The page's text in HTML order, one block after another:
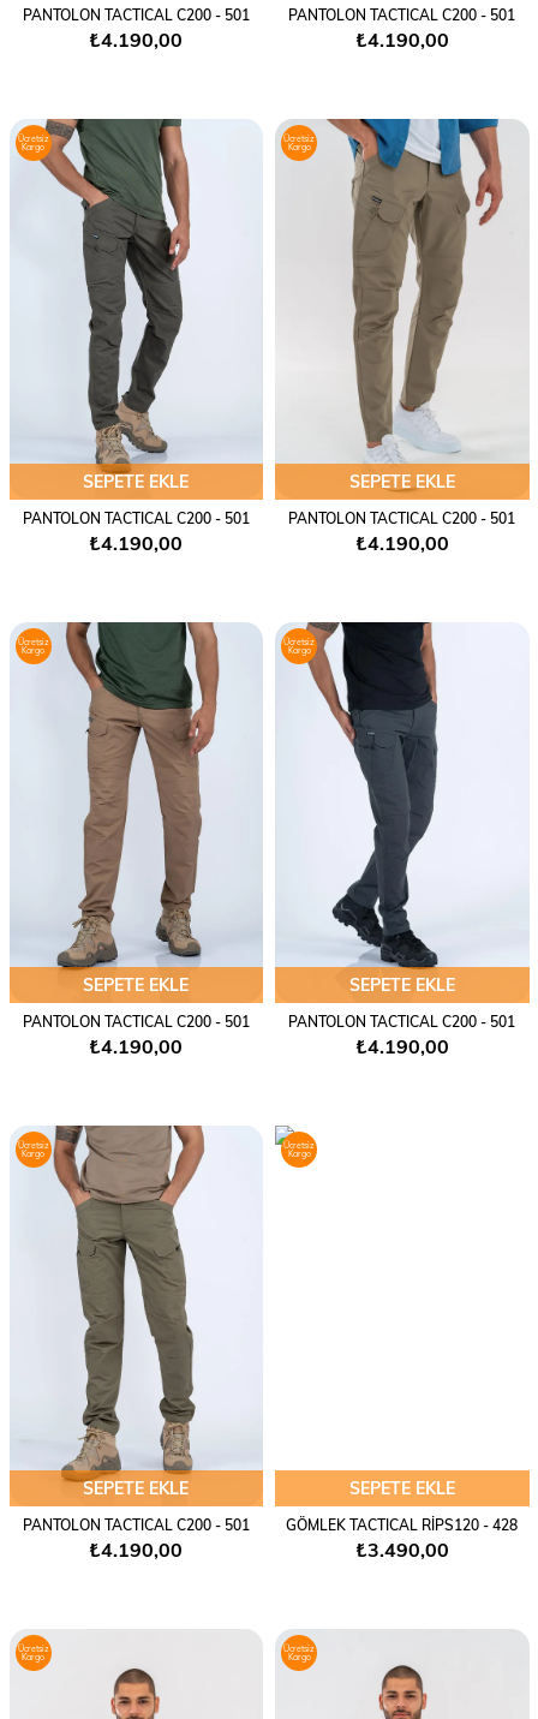
PANTOLON TACTICAL C200 - 501
₺4.190,00
PANTOLON TACTICAL C200 - 501
₺4.190,00
SEPETE EKLE
PANTOLON TACTICAL C200 - 501
₺4.190,00
Ücretsiz
Kargo
SEPETE EKLE
PANTOLON TACTICAL C200 - 501
₺4.190,00
Ücretsiz
Kargo
SEPETE EKLE
PANTOLON TACTICAL C200 - 501
₺4.190,00
Ücretsiz
Kargo
SEPETE EKLE
PANTOLON TACTICAL C200 - 501
₺4.190,00
Ücretsiz
Kargo
SEPETE EKLE
PANTOLON TACTICAL C200 - 501
₺4.190,00
Ücretsiz
Kargo
SEPETE EKLE
GÖMLEK TACTICAL RİPS120 - 428
₺3.490,00
Ücretsiz
Kargo
Ücretsiz
Kargo
Ücretsiz
Kargo